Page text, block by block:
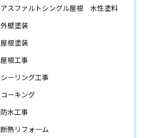
アスファルトシングル屋根 水性塗料
外壁塗装
屋根塗装
屋根工事
シーリング工事
コーキング
防水工事
断熱リフォーム